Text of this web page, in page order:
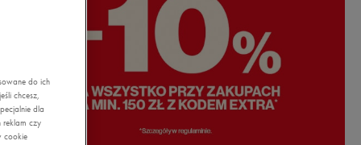
9-16 lat
0-4 lat
4-8 lat
9-16 lat
do ich
chcesz,
dla
reklam czy
cookie